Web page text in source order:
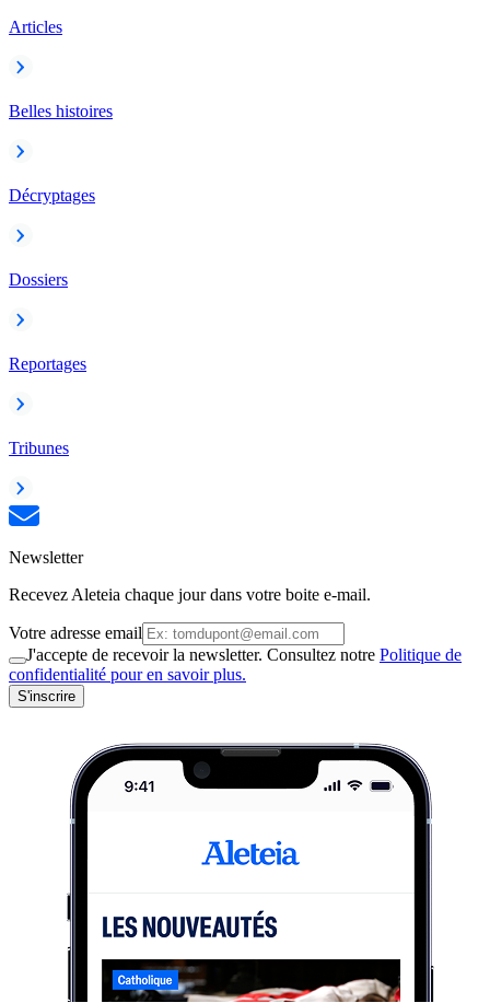
Articles
Belles histoires
Décryptages
Dossiers
Reportages
Tribunes
Newsletter
Recevez Aleteia chaque jour dans votre boite e-mail.
Votre adresse email
J'accepte de recevoir la newsletter. Consultez notre Politique de
confidentialité pour en savoir plus.
S'inscrire